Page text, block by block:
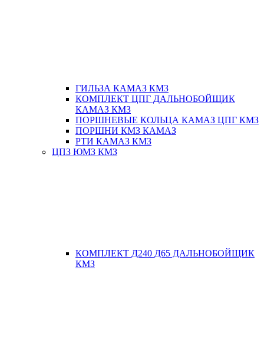
ГИЛЬЗА КАМАЗ КМЗ
КОМПЛЕКТ ЦПГ ДАЛЬНОБОЙЩИК
КАМАЗ КМЗ
ПОРШНЕВЫЕ КОЛЬЦА КАМАЗ ЦПГ КМЗ
ПОРШНИ КМЗ КАМАЗ
РТИ КАМАЗ КМЗ
ЦПЗ ЮМЗ КМЗ
КОМПЛЕКТ Д240 Д65 ДАЛЬНОБОЙЩИК
КМЗ